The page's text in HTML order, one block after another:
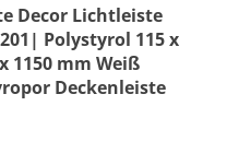
Decor Lichtleiste
Polystyrol 115 x
1150 mm Weiß
Deckenleiste